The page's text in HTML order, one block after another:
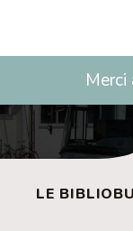
Merci
LE